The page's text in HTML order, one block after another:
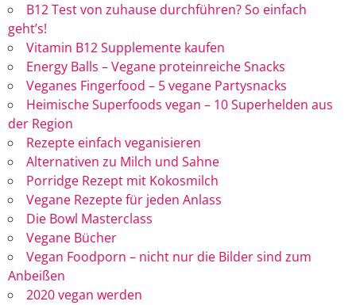
B12 Test von zuhause durchführen? So einfach
geht’s!
Vitamin B12 Supplemente kaufen
Energy Balls – Vegane proteinreiche Snacks
Veganes Fingerfood – 5 vegane Partysnacks
Heimische Superfoods vegan – 10 Superhelden aus
der Region
Rezepte einfach veganisieren
Alternativen zu Milch und Sahne
Porridge Rezept mit Kokosmilch
Vegane Rezepte für jeden Anlass
Die Bowl Masterclass
Vegane Bücher
Vegan Foodporn – nicht nur die Bilder sind zum
Anbeißen
2020 vegan werden